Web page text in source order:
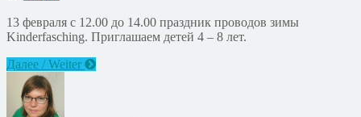
13 февраля с 12.00 до 14.00 праздник проводов зимы
Kinderfasching. Приглашаем детей 4 – 8 лет.
Далее / Weiter